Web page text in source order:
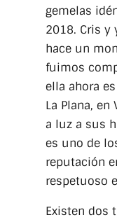
gemelas
2018. Cris y
hace un
fuimos
ella ahora
La Plana,
a luz a sus
es uno de
reputación
respetuoso
Existen dos